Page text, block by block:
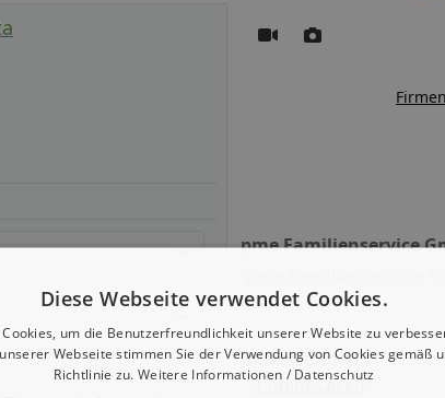
pme Familienservice
Hannover
Bewertungen:
+ Mehr Lesen
Diese Webseite verwendet Cookies.
um die Benutzerfreundlichkeit unserer Website zu
Webseite stimmen Sie der Verwendung von Cookies gemäß
Richtlinie zu. Weitere Informationen / Datenschutz